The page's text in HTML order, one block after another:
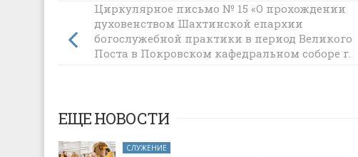
Циркулярное письмо № 15 «О прохождении
духовенством Шахтинской епархии
богослужебной практики в период Великого
Поста в Покровском кафедральном соборе г.
ЕЩЕ НОВОСТИ
СЛУЖЕНИЕ